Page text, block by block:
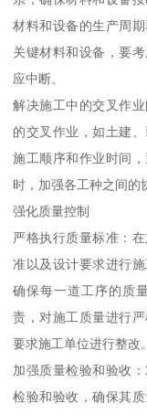
材料和设备的生产周
关键材料和设备，要
应中断。
解决施工中的交叉作
的交叉作业，如土建
施工顺序和作业时间
时，加强各工种之间的
强化质量控制
严格执行质量标准：
准以及设计要求进行
确保每一道工序的质
责，对施工质量进行
要求施工单位进行整改。
加强质量检验和验收
检验和验收，确保其